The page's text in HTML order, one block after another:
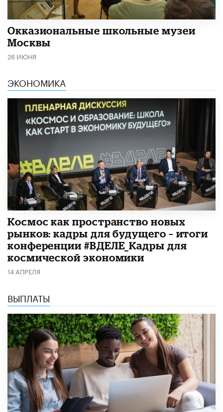
​Окказиональные школьные музеи
Москвы
26 ИЮНЯ
ЭКОНОМИКА
Космос как пространство новых
рынков: кадры для будущего – итоги
конференции #ВДЕЛЕ_Кадры для
космической экономики
14 АПРЕЛЯ
ВЫПЛАТЫ